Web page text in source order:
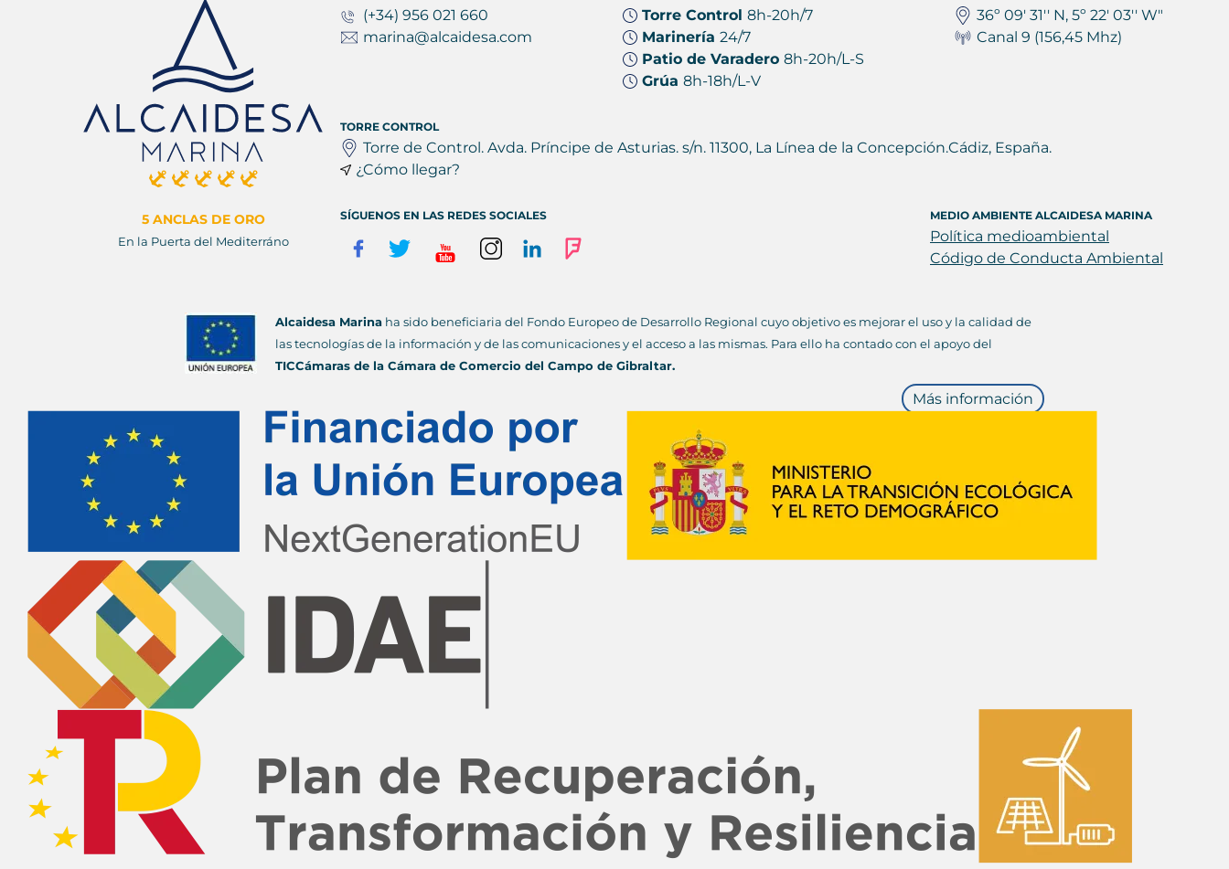
5 ANCLAS DE ORO
En la Puerta del Mediterráno
(+34) 956 021 660
marina@alcaidesa.com
Torre Control 8h-20h/7
Marinería 24/7
Patio de Varadero 8h-20h/L-S
Grúa 8h-18h/L-V
36º 09' 31'' N, 5º 22' 03'' W"
Canal 9 (156,45 Mhz)
TORRE CONTROL
Torre de Control. Avda. Príncipe de Asturias. s/n. 11300, La Línea de la Concepción.Cádiz, España.
¿Cómo llegar?
SÍGUENOS EN LAS REDES SOCIALES MEDIO AMBIENTE ALCAIDESA MARINA
Política medioambiental
Código de Conducta Ambiental
Alcaidesa Marina ha sido beneficiaria del Fondo Europeo de Desarrollo Regional cuyo objetivo es mejorar el uso y la calidad de
las tecnologías de la información y de las comunicaciones y el acceso a las mismas. Para ello ha contado con el apoyo del
TICCámaras de la Cámara de Comercio del Campo de Gibraltar.
Más información